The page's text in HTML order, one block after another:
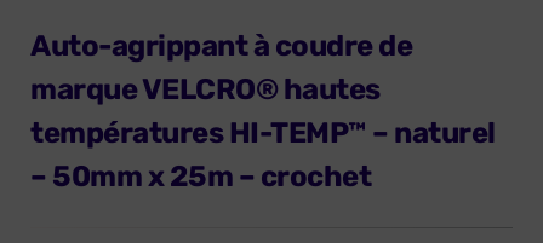
Auto-agrippant à coudre de
marque VELCRO® hautes
températures HI-TEMP™ – naturel
– 50mm x 25m – crochet